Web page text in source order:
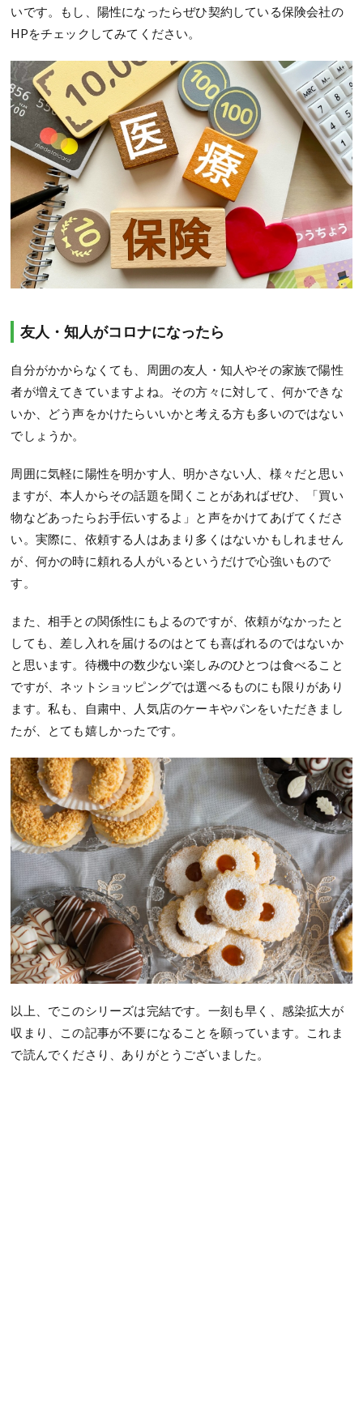
いです。もし、陽性になったらぜひ契約している保険会社の
HPをチェックしてみてください。
友人・知人がコロナになったら
自分がかからなくても、周囲の友人・知人やその家族で陽性
者が増えてきていますよね。その方々に対して、何かできな
いか、どう声をかけたらいいかと考える方も多いのではない
でしょうか。
周囲に気軽に陽性を明かす人、明かさない人、様々だと思い
ますが、本人からその話題を聞くことがあればぜひ、「買い
物などあったらお手伝いするよ」と声をかけてあげてくださ
い。実際に、依頼する人はあまり多くはないかもしれません
が、何かの時に頼れる人がいるというだけで心強いもので
す。
また、相手との関係性にもよるのですが、依頼がなかったと
しても、差し入れを届けるのはとても喜ばれるのではないか
と思います。待機中の数少ない楽しみのひとつは食べること
ですが、ネットショッピングでは選べるものにも限りがあり
ます。私も、自粛中、人気店のケーキやパンをいただきまし
たが、とても嬉しかったです。
以上、でこのシリーズは完結です。一刻も早く、感染拡大が
収まり、この記事が不要になることを願っています。これま
で読んでくださり、ありがとうございました。